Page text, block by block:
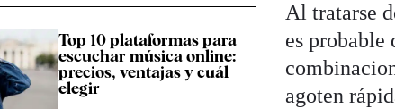
Top 10 plataformas para
escuchar música online:
precios, ventajas y cuál
elegir
Al tratarse
es probable
agoten